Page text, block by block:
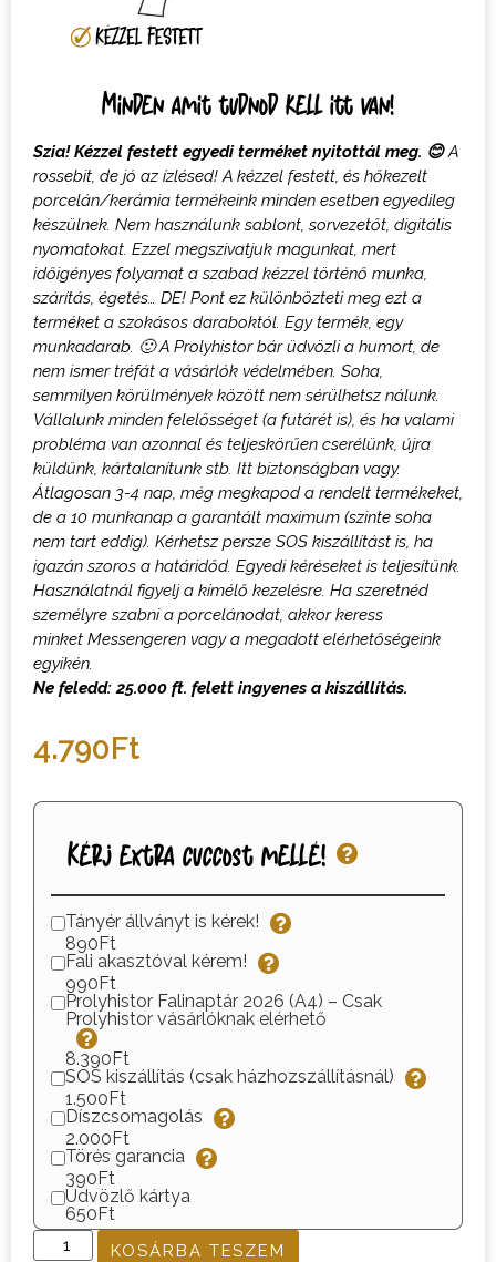
Minden amit tudnod kell itt van!
Szia! Kézzel festett egyedi terméket nyitottál meg. 😊A
rossebit, de jó az ízlésed! A kézzel festett, és hőkezelt
porcelán/kerámia termékeink minden esetben egyedileg
készülnek. Nem használunk sablont, sorvezetőt, digitális
nyomatokat. Ezzel megszivatjuk magunkat, mert
időigényes folyamat a szabad kézzel történő munka,
szárítás, égetés… DE! Pont ez különbözteti meg ezt a
terméket a szokásos daraboktól. Egy termék, egy
munkadarab. 🙂 A Prolyhistor bár üdvözli a humort, de
nem ismer tréfát a vásárlók védelmében. Soha,
semmilyen körülmények között nem sérülhetsz nálunk.
Vállalunk minden felelősséget (a futárét is), és ha valami
probléma van azonnal és teljeskörűen cserélünk, újra
küldünk, kártalanítunk stb. Itt biztonságban vagy.
Átlagosan 3-4 nap, még megkapod a rendelt termékeket,
de a 10 munkanap a garantált maximum (szinte soha
nem tart eddig). Kérhetsz persze SOS kiszállítást is, ha
igazán szoros a határidőd. Egyedi kéréseket is teljesítünk.
Használatnál figyelj a kímélő kezelésre. Ha szeretnéd
személyre szabni a porcelánodat, akkor keress
minket Messengeren vagy a megadott elérhetőségeink
egyikén.
Ne feledd: 25.000 ft. felett ingyenes a kiszállítás.
4.790Ft
Kérj extra cuccost mellé!
Tányér állványt is kérek!
890Ft
Fali akasztóval kérem!
990Ft
Prolyhistor Falinaptár 2026 (A4) – Csak
Prolyhistor vásárlóknak elérhető
8.390Ft
SOS kiszállítás (csak házhozszállításnál)
1.500Ft
Díszcsomagolás
2.000Ft
Törés garancia
390Ft
Üdvözlő kártya
650Ft
KOSÁRBA TESZEM